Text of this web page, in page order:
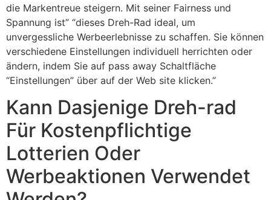
die Markentreue steigern. Mit seiner Fairness und
Spannung ist” “dieses Dreh-Rad ideal, um
unvergessliche Werbeerlebnisse zu schaffen. Sie können
verschiedene Einstellungen individuell herrichten oder
ändern, indem Sie auf pass away Schaltfläche
“Einstellungen” über auf der Web site klicken.”
Kann Dasjenige Dreh-rad
Für Kostenpflichtige
Lotterien Oder
Werbeaktionen Verwendet